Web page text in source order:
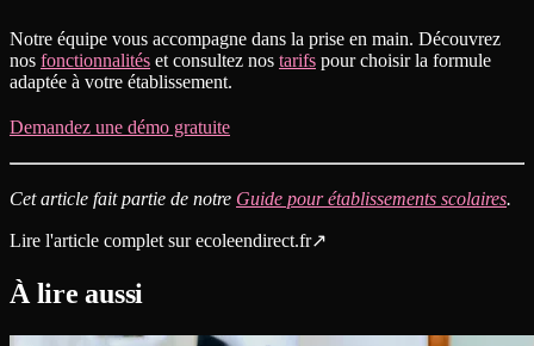
Notre équipe vous accompagne dans la prise en main. Découvrez
nos fonctionnalités et consultez nos tarifs pour choisir la formule
adaptée à votre établissement.
Demandez une démo gratuite
Cet article fait partie de notre Guide pour établissements scolaires.
Lire l'article complet sur ecoleendirect.fr↗
À lire aussi